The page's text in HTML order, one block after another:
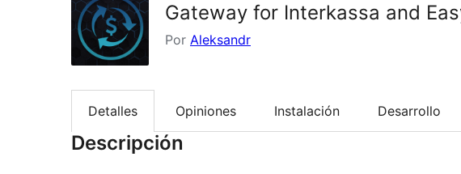
Gateway for Interkassa and
Por Aleksandr
Detalles Opiniones Instalación Desarrollo
Descripción